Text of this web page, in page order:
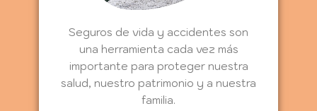
Seguros de vida y accidentes son
una herramienta cada vez más
importante para proteger nuestra
salud, nuestro patrimonio y a nuestra
familia.